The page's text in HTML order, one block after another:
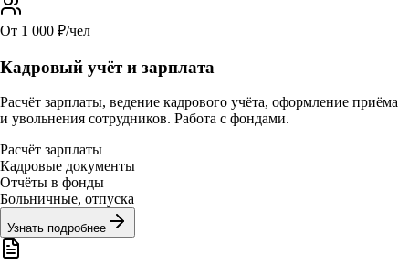
От 1 000 ₽/чел
Кадровый учёт и зарплата
Расчёт зарплаты, ведение кадрового учёта, оформление приёма
и увольнения сотрудников. Работа с фондами.
Расчёт зарплаты
Кадровые документы
Отчёты в фонды
Больничные, отпуска
Узнать подробнее